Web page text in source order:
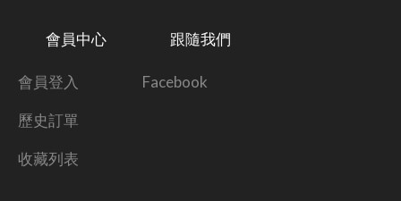
會員中心
會員登入
歷史訂單
收藏列表
跟隨我們
Facebook